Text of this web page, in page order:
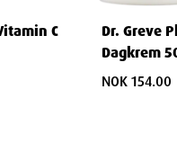
C
Dr. Greve
Dagkrem
NOK 154.00